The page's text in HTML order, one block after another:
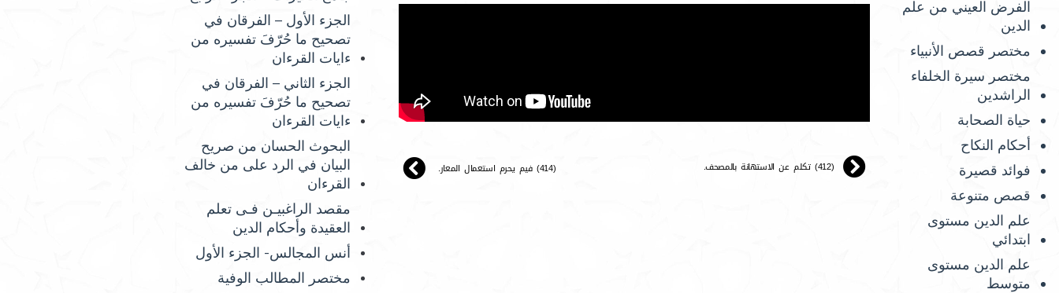
الفرض العيني من علم
الدين
مختصر قصص الأنبياء
مختصر سيرة الخلفاء
الراشدين
حياة الصحابة
أحكام النكاح
فوائد قصيرة
قصص متنوعة
علم الدين مستوى
ابتدائي
علم الدين مستوى
متوسط
(412) تكلم عن الاستهانة بالمصحف. (414) فيم يحرم استعمال المعار.
الجزء الأول – الفرقان في
تصحيح ما حُرّفَ تفسيره من
ءايات القرءان
الجزء الثاني – الفرقان في
تصحيح ما حُرّفَ تفسيره من
ءايات القرءان
البحوث الحسان من صريح
البيان في الرد على من خالف
القرءان
مقصد الراغبيـن فـى تعلم
العقيدة وأحكام الدين
أنس المجالس- الجزء الأول
مختصر المطالب الوفية